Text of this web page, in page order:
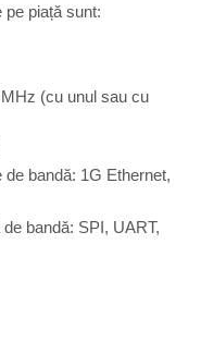
pe piață sunt:
(cu unul sau cu
bandă: 1G Ethernet,
bandă: SPI, UART,